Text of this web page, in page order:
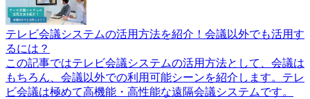
テレビ会議システムの活用方法を紹介！会議以外でも活用す
るには？
この記事ではテレビ会議システムの活用方法として、会議は
もちろん、会議以外での利用可能シーンを紹介します。テレ
ビ会議は極めて高機能・高性能な遠隔会議システムです。